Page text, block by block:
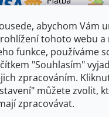
abychom Vám
tohoto webu a
funkce, používáme
"Souhlasím"
zpracováním.
můžete zvolit,
zpracovávat.
dopravy